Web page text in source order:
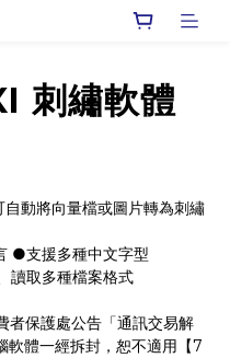
刺繡軟體
動將向量檔或圖片轉為刺繡
●支援多種中文字型
讀取多種檔案格式
者保護處公告「通訊交易解
軟體一經拆封，恕不適用【7